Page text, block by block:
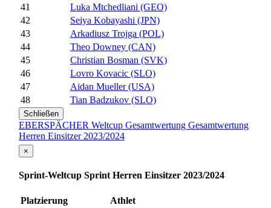
41
Luka Mtchedliani (GEO)
42
Seiya Kobayashi (JPN)
43
Arkadiusz Trojga (POL)
44
Theo Downey (CAN)
45
Christian Bosman (SVK)
46
Lovro Kovacic (SLO)
47
Aidan Mueller (USA)
48
Tian Badzukov (SLO)
Schließen
EBERSPÄCHER Weltcup Gesamtwertung Gesamtwertung
Herren Einsitzer 2023/2024
×
Sprint-Weltcup Sprint Herren Einsitzer 2023/2024
Platzierung
Athlet